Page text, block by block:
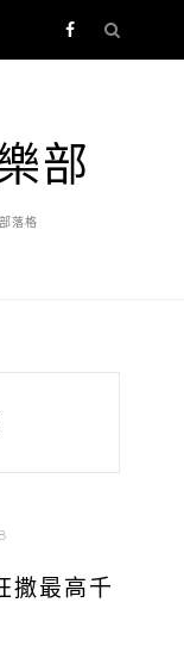
部
落格
撒最高千